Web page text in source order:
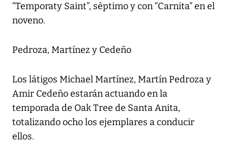
“Temporaty Saint”, séptimo y con “Carnita” en el
noveno.
Pedroza, Martínez y Cedeño
Los látigos Michael Martínez, Martín Pedroza y
Amir Cedeño estarán actuando en la
temporada de Oak Tree de Santa Anita,
totalizando ocho los ejemplares a conducir
ellos.